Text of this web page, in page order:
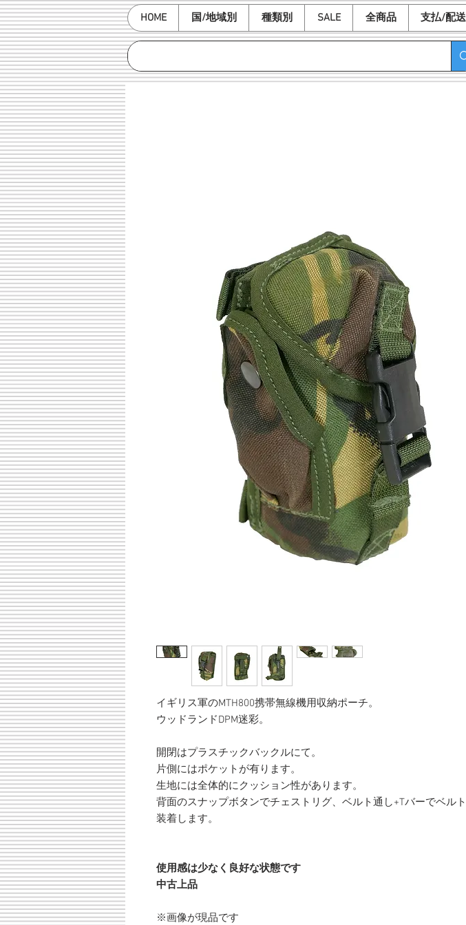
HOME 国/地域別 種類別 SALE 全商品 支払/配送
イギリス軍のMTH800携帯無線機用収納ポーチ。
ウッドランドDPM迷彩。
開閉はプラスチックバックルにて。
片側にはポケットが有ります。
生地には全体的にクッション性があります。
背面のスナップボタンでチェストリグ、ベルト通し+Tバーでベル
装着します。
使用感は少なく良好な状態です
中古上品
※画像が現品です